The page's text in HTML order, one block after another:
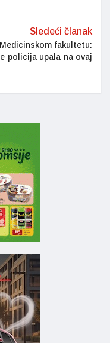
Sledeći članak
fakultetu:
policija upala na ovaj